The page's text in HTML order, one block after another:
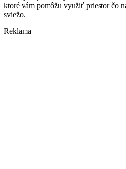
ktoré vám pomôžu využiť priestor čo
sviežo.
Reklama